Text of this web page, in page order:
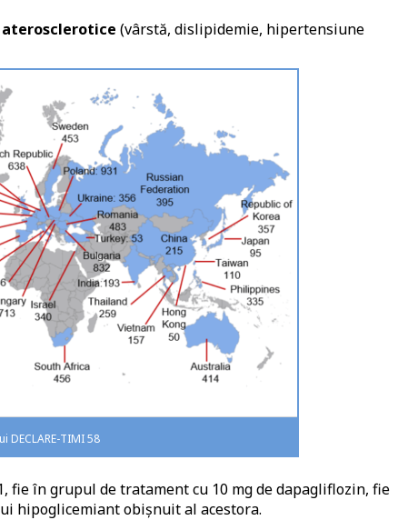
(vârstă, dislipidemie, hipertensiune
TIMI 58
în grupul de tratament cu 10 mg de dapagliflozin, fie
hipoglicemiant obișnuit al acestora.